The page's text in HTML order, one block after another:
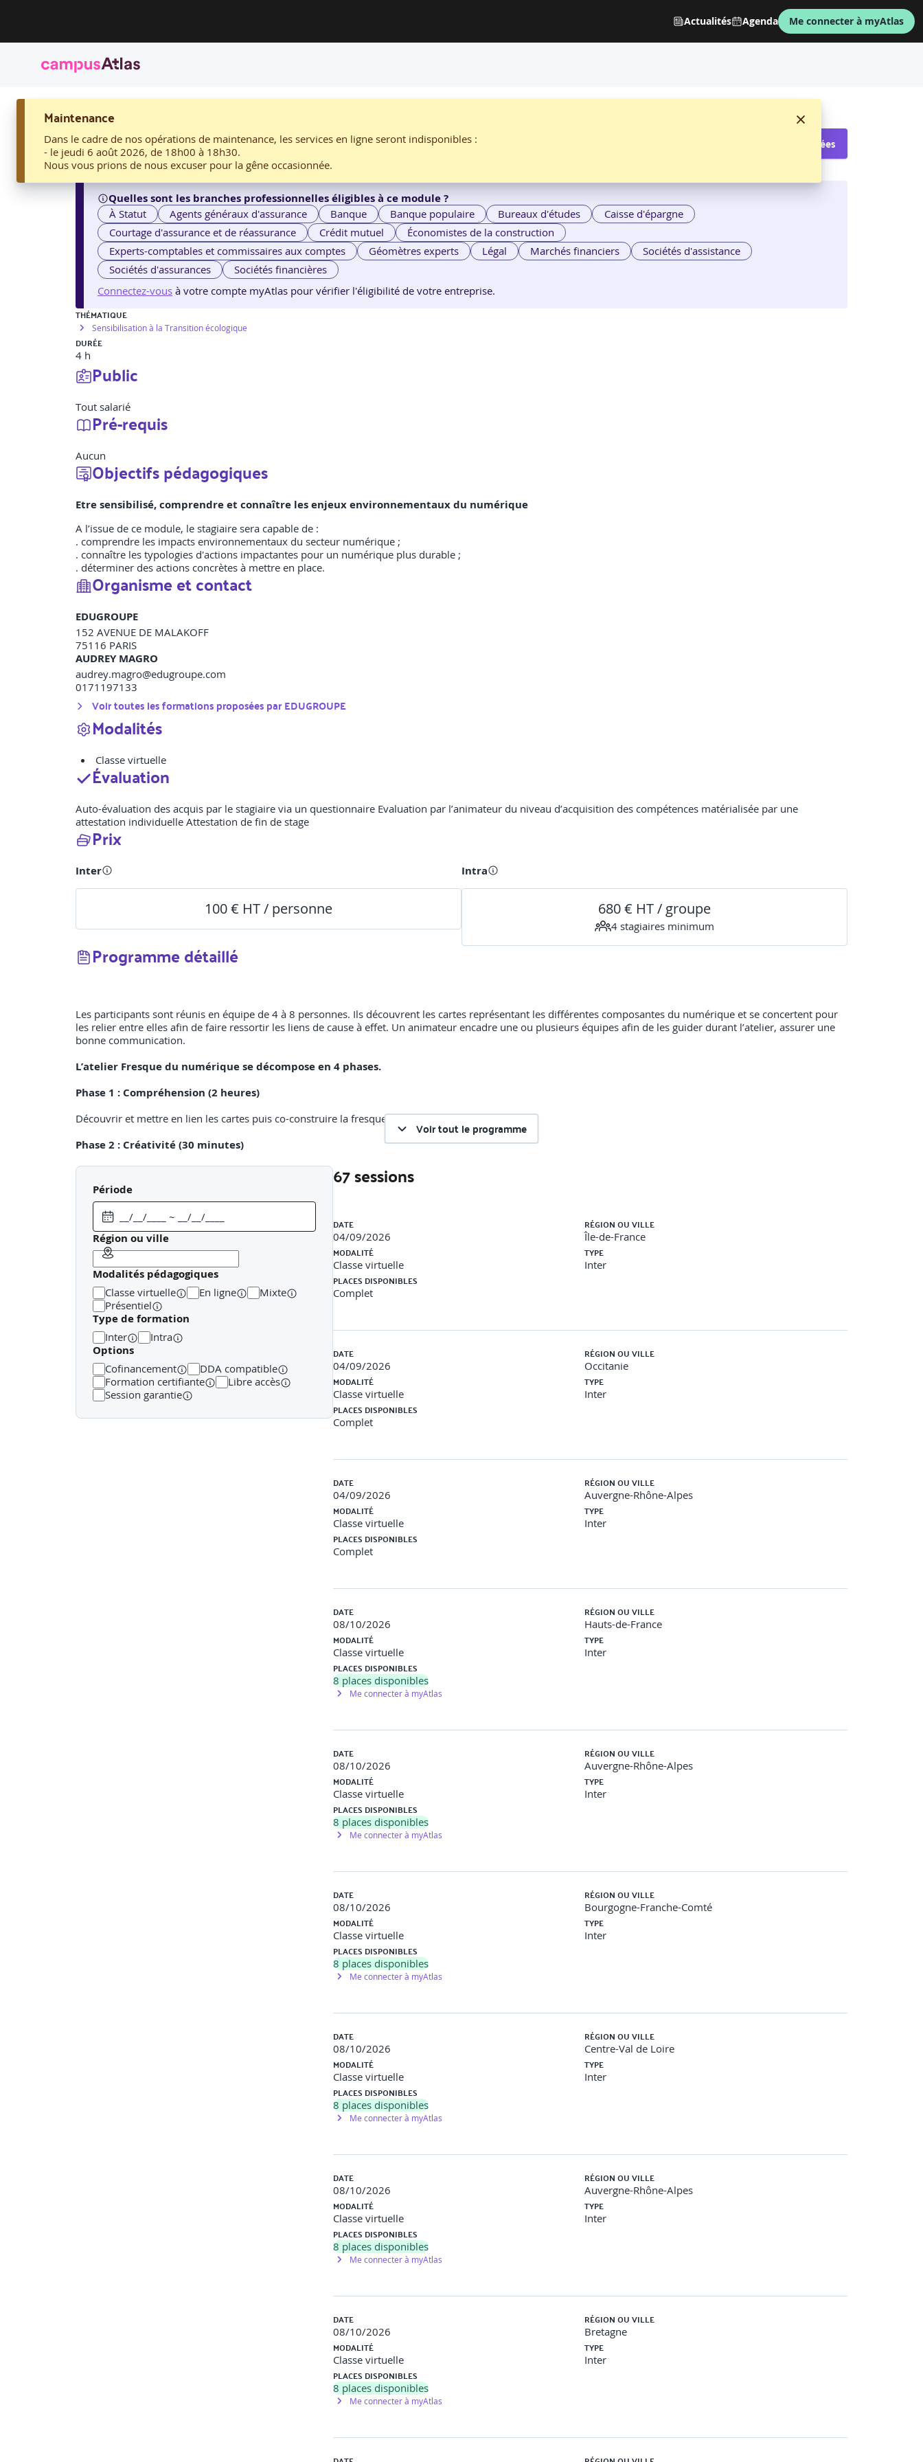
Actualités Agenda Me connecter à myAtlas
Maintenance
Dans le cadre de nos opérations de maintenance, les services en ligne seront indisponibles :
- le jeudi 6 août 2026, de 18h00 à 18h30.
Nous vous prions de nous excuser pour la gêne occasionnée.
03. LA FRESQUE DU NUMÉRIQUE PAR EDUGROUPE
03. La Fresque du numérique EDUGROUPE Voir les sessions proposées
Quelles sont les branches professionnelles éligibles à ce module ?
À Statut Agents généraux d'assurance Banque Banque populaire Bureaux d'études
Caisse d'épargne
Courtage d'assurance et de réassurance
Crédit mutuel
Économistes de la construction
Experts-comptables et commissaires aux comptes
Géomètres experts Légal Marchés financiers
Sociétés d'assistance
Sociétés d'assurances
Sociétés financières
Connectez-vous à votre compte myAtlas pour vérifier l'éligibilité de votre entreprise.
THÉMATIQUE
Sensibilisation à la Transition écologique
DURÉE
4 h
Public
Tout salarié
Pré-requis
Aucun
Objectifs pédagogiques
Etre sensibilisé, comprendre et connaître les enjeux environnementaux du numérique
A l’issue de ce module, le stagiaire sera capable de :
. comprendre les impacts environnementaux du secteur numérique ;
. connaître les typologies d'actions impactantes pour un numérique plus durable ;
. déterminer des actions concrètes à mettre en place.
Organisme et contact
EDUGROUPE
152 AVENUE DE MALAKOFF
75116 PARIS
AUDREY MAGRO
audrey.magro@edugroupe.com
0171197133
Voir toutes les formations proposées parEDUGROUPE
Modalités
Classe virtuelle
Évaluation
Auto-évaluation des acquis par le stagiaire via un questionnaire Evaluation par l’animateur du niveau d’acquisition des compétences matérialisée par une
attestation individuelle Attestation de fin de stage
Prix
Inter
100 € HT / personne
Intra
680 € HT / groupe
4 stagiaires minimum
Programme détaillé
Les participants sont réunis en équipe de 4 à 8 personnes. Ils découvrent les cartes représentant les différentes composantes du numérique et se concertent pour
les relier entre elles afin de faire ressortir les liens de cause à effet. Un animateur encadre une ou plusieurs équipes afin de les guider durant l’atelier, assurer une
bonne communication.
L’atelier Fresque du numérique se décompose en 4 phases.
Phase 1 : Compréhension (2 heures)
Découvrir et mettre en lien les cartes puis co-construire la fresque.
Phase 2 : Créativité (30 minutes)
En équipe, déterminer le message clé de sa fresque et lui trouver un titre
Phase 3 : Restitution (30 minutes)
Partager son message clé et ce que l’on a appris
L’ancrer grâce à un exposé synthétique.
Phase 4 : Action (60 minutes)
Echanger et se concerter sur les actions les plus pertinentes à mettre en place.
Voir tout le programme
Période
Région ou ville
Modalités pédagogiques
Classe virtuelle En ligne
Mixte
Présentiel
Type de formation
Inter Intra
Options
Cofinancement
DDA compatible
Formation certifiante
Libre accès
Session garantie
67 sessions
DATE
04/09/2026
RÉGION OU VILLE
Île-de-France
MODALITÉ
Classe virtuelle
TYPE
Inter
PLACES DISPONIBLES
Complet
DATE
04/09/2026
RÉGION OU VILLE
Occitanie
MODALITÉ
Classe virtuelle
TYPE
Inter
PLACES DISPONIBLES
Complet
DATE
04/09/2026
RÉGION OU VILLE
Auvergne-Rhône-Alpes
MODALITÉ
Classe virtuelle
TYPE
Inter
PLACES DISPONIBLES
Complet
DATE
08/10/2026
RÉGION OU VILLE
Hauts-de-France
MODALITÉ
Classe virtuelle
TYPE
Inter
PLACES DISPONIBLES
8 places disponibles
Me connecter à myAtlas
DATE
08/10/2026
RÉGION OU VILLE
Auvergne-Rhône-Alpes
MODALITÉ
Classe virtuelle
TYPE
Inter
PLACES DISPONIBLES
8 places disponibles
Me connecter à myAtlas
DATE
08/10/2026
RÉGION OU VILLE
Bourgogne-Franche-Comté
MODALITÉ
Classe virtuelle
TYPE
Inter
PLACES DISPONIBLES
8 places disponibles
Me connecter à myAtlas
DATE
08/10/2026
RÉGION OU VILLE
Centre-Val de Loire
MODALITÉ
Classe virtuelle
TYPE
Inter
PLACES DISPONIBLES
8 places disponibles
Me connecter à myAtlas
DATE
08/10/2026
RÉGION OU VILLE
Auvergne-Rhône-Alpes
MODALITÉ
Classe virtuelle
TYPE
Inter
PLACES DISPONIBLES
8 places disponibles
Me connecter à myAtlas
DATE
08/10/2026
RÉGION OU VILLE
Bretagne
MODALITÉ
Classe virtuelle
TYPE
Inter
PLACES DISPONIBLES
8 places disponibles
Me connecter à myAtlas